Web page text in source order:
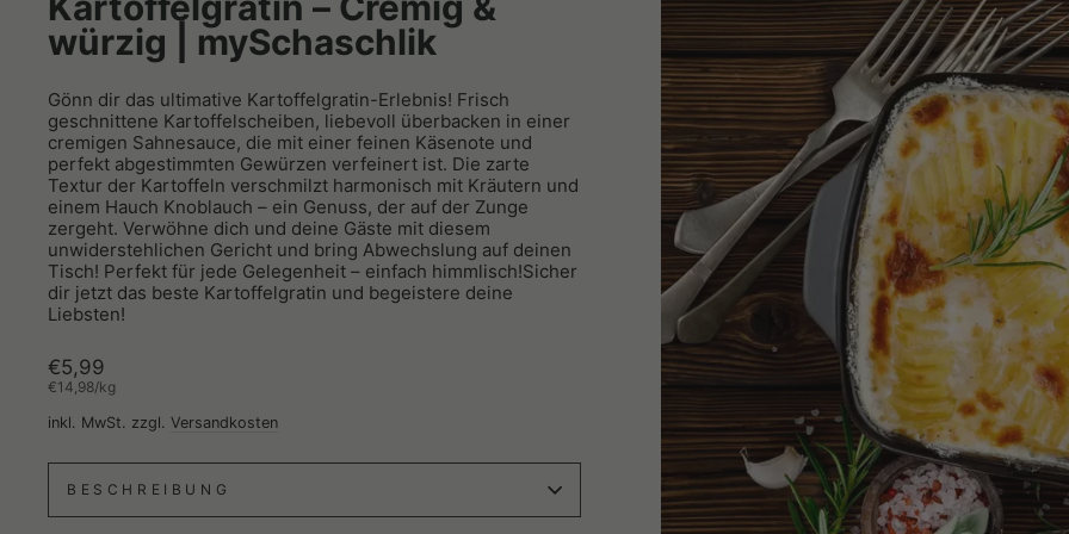
würzig | mySchaschlik
Gönn dir das ultimative Kartoffelgratin-Erlebnis! Frisch
geschnittene Kartoffelscheiben, liebevoll überbacken in einer
cremigen Sahnesauce, die mit einer feinen Käsenote und
perfekt abgestimmten Gewürzen verfeinert ist. Die zarte
Textur der Kartoffeln verschmilzt harmonisch mit Kräutern und
einem Hauch Knoblauch – ein Genuss, der auf der Zunge
zergeht. Verwöhne dich und deine Gäste mit diesem
unwiderstehlichen Gericht und bring Abwechslung auf deinen
Tisch! Perfekt für jede Gelegenheit – einfach himmlisch!Sicher
dir jetzt das beste Kartoffelgratin und begeistere deine
Liebsten!
Normaler
Preis
€5,99
€14,98/kg
inkl. MwSt. zzgl. Versandkosten
BESCHREIBUNG